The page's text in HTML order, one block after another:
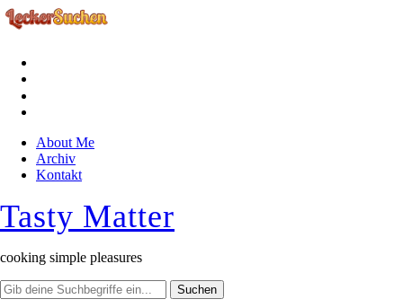
About Me
Archiv
Kontakt
Tasty Matter
cooking simple pleasures